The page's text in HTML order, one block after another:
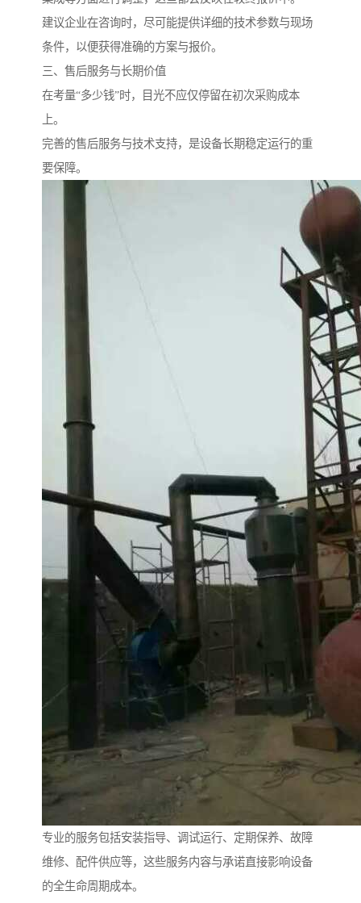
建议企业在咨询时，尽可能提供详细的技术参数与现场
条件，以便获得准确的方案与报价。
三、售后服务与长期价值
在考量“多少钱”时，目光不应仅停留在初次采购成本
上。
完善的售后服务与技术支持，是设备长期稳定运行的重
要保障。
专业的服务包括安装指导、调试运行、定期保养、故障
维修、配件供应等，这些服务内容与承诺直接影响设备
的全生命周期成本。